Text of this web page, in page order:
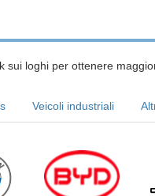
sui loghi per ottenere
Veicoli industriali